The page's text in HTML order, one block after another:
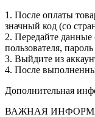
1. После оплаты
значный код (со
2. Передайте данные
пользователя,
3. Выйдите из
4. После
Дополнительная
ВАЖНАЯ